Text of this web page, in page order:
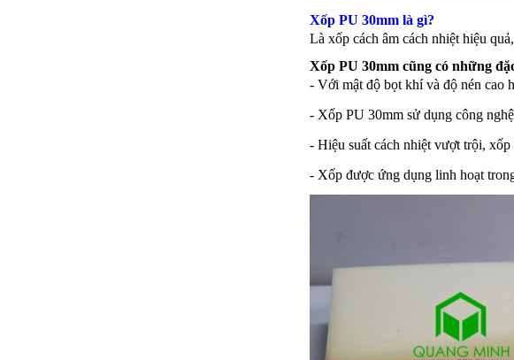
Xốp PU 30mm là gì?
Là xốp cách âm cách nhiệt hiệu
Xốp PU 30mm cũng có những
- Với mật độ bọt khí và độ nén cao
- Xốp PU 30mm sử dụng công
- Hiệu suất cách nhiệt vượt trội,
- Xốp được ứng dụng linh hoạt